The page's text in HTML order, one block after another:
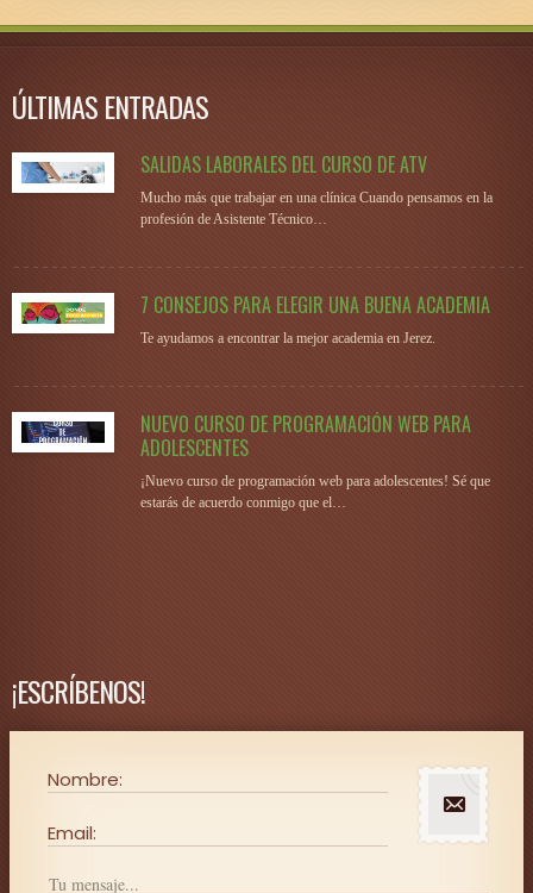
ÚLTIMAS ENTRADAS
SALIDAS LABORALES DEL CURSO DE ATV
Mucho más que trabajar en una clínica Cuando pensamos en la
profesión de Asistente Técnico…
7 CONSEJOS PARA ELEGIR UNA BUENA ACADEMIA
Te ayudamos a encontrar la mejor academia en Jerez.
NUEVO CURSO DE PROGRAMACIÓN WEB PARA
ADOLESCENTES
¡Nuevo curso de programación web para adolescentes! Sé que
estarás de acuerdo conmigo que el…
¡ESCRÍBENOS!
Nombre:
Email: